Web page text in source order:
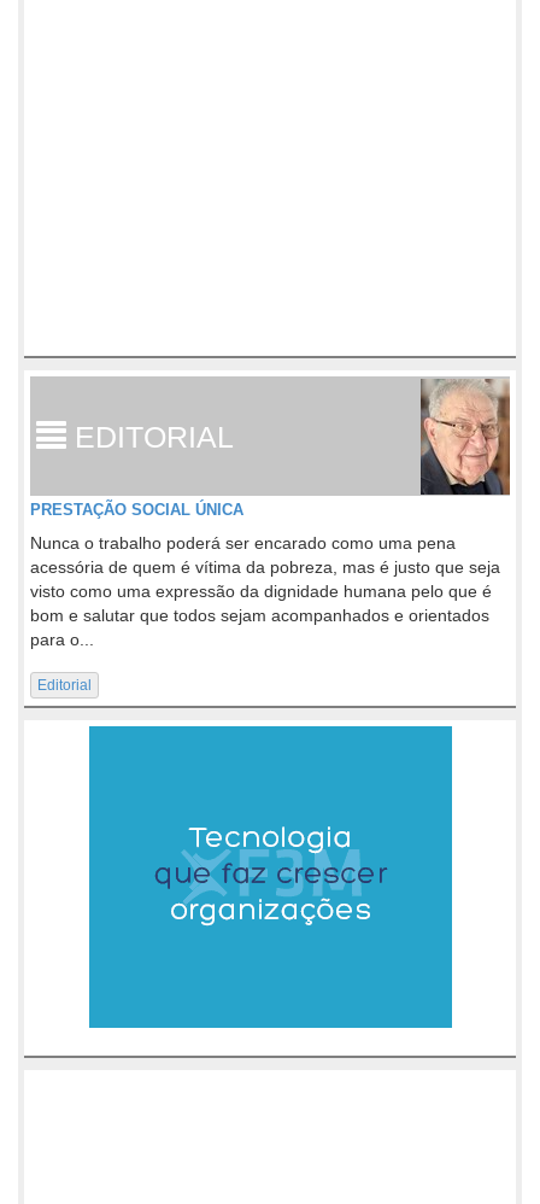
EDITORIAL
PRESTAÇÃO SOCIAL ÚNICA
Nunca o trabalho poderá ser encarado como uma pena
acessória de quem é vítima da pobreza, mas é justo que seja
visto como uma expressão da dignidade humana pelo que é
bom e salutar que todos sejam acompanhados e orientados
para o...
Editorial